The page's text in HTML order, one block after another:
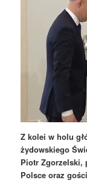
Z kolei w holu
żydowskiego
Piotr Zgorzelski,
Polsce oraz